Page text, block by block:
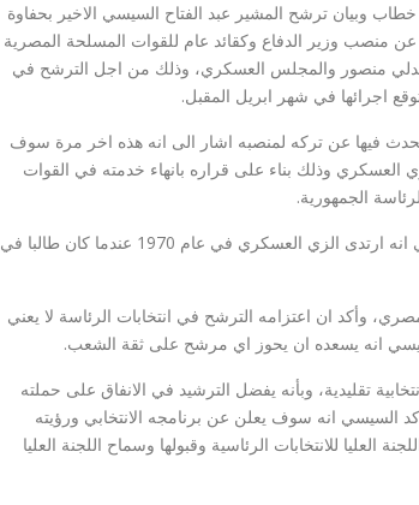
وبيان ترشح المشير عبد الفتاح السيسي الاخير بحفاوة
عن منصب وزير الدفاع وكقائد عام للقوات المسلحة المصرية
عدلي منصور والمجلس العسكري، وذلك من اجل الترشح في
اجرائها في شهر ابريل المقبل.
فيها عن تركه لمنصبه اشار الى انه هذه اخر مرة سوف
وذلك بناء على قراره بانهاء خدمته في القوات
الجمهورية.
وقال المشير عبد الفتاح السيسي انه ارتدى الزي العسكري في عام 1970 عندما كان طالبا في
وأكد ان اعتزامه الترشح في انتخابات الرئاسة لا يعني
انه يسعده ان يحوز اي مرشح على ثقة الشعب.
تقليدية، وبأنه يفضل الترشيد في الانفاق على حملته
السيسي انه سوف يعلن عن برنامجه الانتخابي ورؤيته
العليا للانتخابات الرئاسية وقبولها وسماح اللجنة العليا
بيان السيسي :توعد بالقصاص لمقتل 21
مصري في ليبيا...